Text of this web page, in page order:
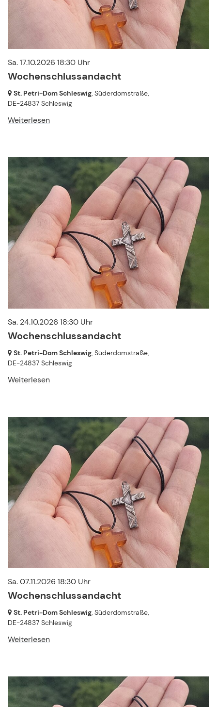
Sa. 17.10.2026 18:30 Uhr
Wochenschlussandacht
St. Petri-Dom Schleswig, Süderdomstraße,
DE-24837 Schleswig
Weiterlesen
Sa. 24.10.2026 18:30 Uhr
Wochenschlussandacht
St. Petri-Dom Schleswig, Süderdomstraße,
DE-24837 Schleswig
Weiterlesen
Sa. 07.11.2026 18:30 Uhr
Wochenschlussandacht
St. Petri-Dom Schleswig, Süderdomstraße,
DE-24837 Schleswig
Weiterlesen